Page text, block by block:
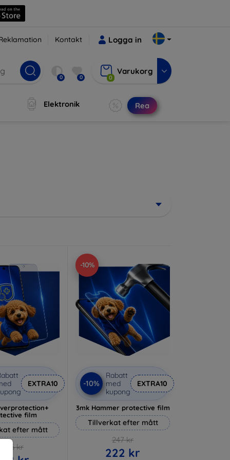
Kontakt Logga in
0 0 0
Varukorg
Elektronik Rea
EXTRA10
film
efter mått
236 kr
-10%
-10%
Rabatt
med
kupong
EXTRA10
3mk Hammer protective film
Tillverkat efter mått
247 kr
222 kr